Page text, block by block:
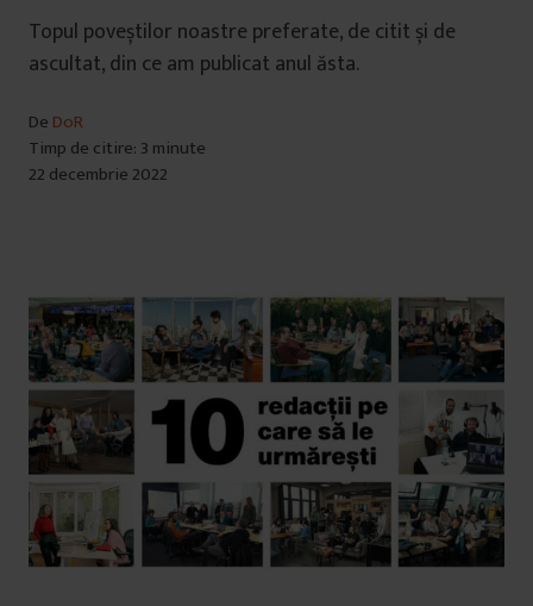
Topul poveștilor noastre preferate, de citit și de
ascultat, din ce am publicat anul ăsta.
De DoR
Timp de citire: 3 minute
22 decembrie 2022